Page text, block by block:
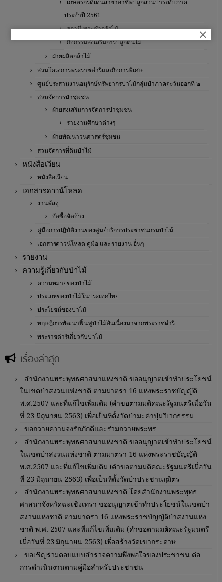
เกษตรกรดีเด่นสาขาอาชีพปลูกสวนป่าระดับภาค
ประจำปี 2561
สถานีเพาะชำกล้าไม้
กิจกรรมส่งเสริมการปลูกต้นไม้
ฝ่ายผลิตกล้าไม้
ส่วนโครงการพระราชดำริและกิจการพิเศษ
ศูนย์ประสานงานอนุรักษ์ทรัพยากรป่าไม้กลุ่มป่าภาคตะวันออกที่ ๒
ส่วนจัดการป่าชุมชน
ฝ่ายส่งเสริมการจัดการป่าชุมชน
รายงานศึกษาต่างๆ
ฝ่ายพัฒนาวนศาสตร์ชุมชน
ส่วนจัดการที่ดินป่าไม้
หนังสือเวียน
หนังสือเวียน
เอกสารดาวน์โหลด
งานพัสดุ
จัดซื้อจัดจ้าง
คู่มือการปฏิบัติงานของศูนย์บริการประชาชนกรมป่าไม้
เอกสารดาวน์โหลด คู่มือ และ รายงาน อื่นๆ
รายงาน
ความรู้เกี่ยวกับป่าไม้
ความหมายของป่าไม้
ประเภทของป่าไม้ในประเทศไทย
ประโยชน์ของป่าไม้
ทฤษฎีการพัฒนาฟื้นฟูป่าไม้อันเนื่องมาจากพระราชดำริ
พระราชดำริเกี่ยวกับป่าไม้
เรื่องล่าสุด
สำนักงานพระพุทธศาสนาแห่งชาติ ขออนุญาตเข้าทำประโยชน์
ในเขตป่าสงวนแห่งชาติ ตามมาตรา 16 แห่งพระราชบัญญัติ
พ.ศ.2507 และที่แก้ไขเพิ่มเติม (คำขอตามมติคณะรัฐมนตรีเมื่อวัน
ที่ 23 มิถุนายน 2563) เพื่อเป็นที่ตั้งวัดป่ามะค่าปุ่มวิเวกธรรม
ขอถวายความจงรักภักดีและร่วมถวายพระพร
สำนักงานพระพุทธศาสนาแห่งชาติ ขออนุญาตเข้าทำประโยชน์
ในเขตป่าสงวนแห่งชาติ ตามมาตรา 16 แห่งพระราชบัญญัติ
พ.ศ.2507 และที่แก้ไขเพิ่มเติม (คำขอตามมติคณะรัฐมนตรีเมื่อวัน
ที่ 23 มิถุนายน 2563) เพื่อเป็นที่ตั้งวัดป่าประชานฤมิตร
สำนักงานพระพุทธศาสนาแห่งชาติ โดยสำนักงานพระพุทธ
ศาสนาจังหวัดฉะเชิงเทรา ขออนุญาตเข้าทำประโยชน์ในเขตป่า
สงวนแห่งชาติ ตามมาตรา 16 แห่งพระราชบัญญัติป่าสงวนแห่ง
ชาติ พ.ศ. 2507 และที่แก้ไขเพิ่มเติม (คำขอตามมติคณะรัฐมนตรี
เมื่อวันที่ 23 มิถุนายน 2563) เพื่อสร้างวัดเขากระดาษ
ขอเชิญร่วมตอบแบบสำรวจความพึงพอใจของประชาชน ต่อ
การดำเนินงานตามคู่มือสำหรับประชาชน
×